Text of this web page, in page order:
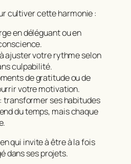
cultiver cette harmonie :
en déléguant ou en
ajuster votre rythme selon
culpabilité.
de gratitude ou de
votre motivation.
transformer ses habitudes
du temps, mais chaque
qui invite à être à la fois
dans ses projets.